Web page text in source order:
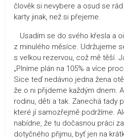
člověk si nevybere a osud se
karty jinak, než si přejeme.
Usadím se do svého křesla a
z minulého měsíce. Udržujeme
s velkou rezervou, což mě těší.
„Plníme plán na 105% a více
Sice teď nedávno jedna žena
že o ni přijdeme každým dnem.
rodinu, děti a tak. Zanechá tady
které jí samozřejmě podržíme.
nabídne, že tu dočasnou práci
dotyčného přijmu, byť jen na